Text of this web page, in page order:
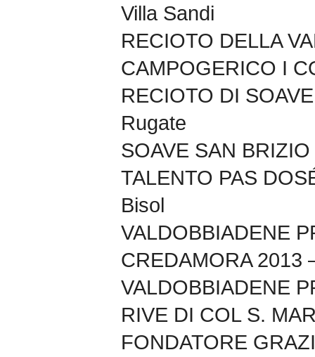
Villa Sandi
RECIOTO DELLA
CAMPOGERICO I
RECIOTO DI
Rugate
SOAVE SAN
TALENTO PAS
Bisol
VALDOBBIADENE
CREDAMORA 2013
VALDOBBIADENE
RIVE DI COL S.
FONDATORE